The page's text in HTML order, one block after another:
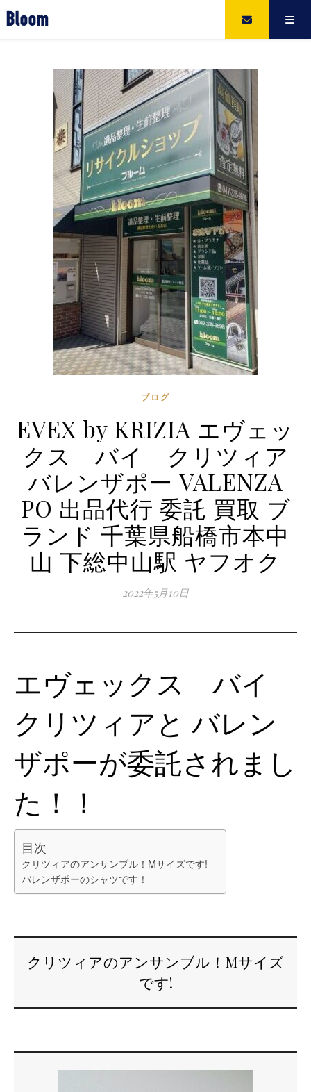
Bloom
ブログ
EVEX by KRIZIA エヴェッ
クス バイ クリツィア
バレンザポー VALENZA
PO 出品代行 委託 買取 ブ
ランド 千葉県船橋市本中
山 下総中山駅 ヤフオク
2022年5月10日
エヴェックス バイ
クリツィアと バレン
ザポーが委託されまし
た！！
目次
クリツィアのアンサンブル！Mサイズです!
バレンザポーのシャツです！
クリツィアのアンサンブル！Mサイズ
です!